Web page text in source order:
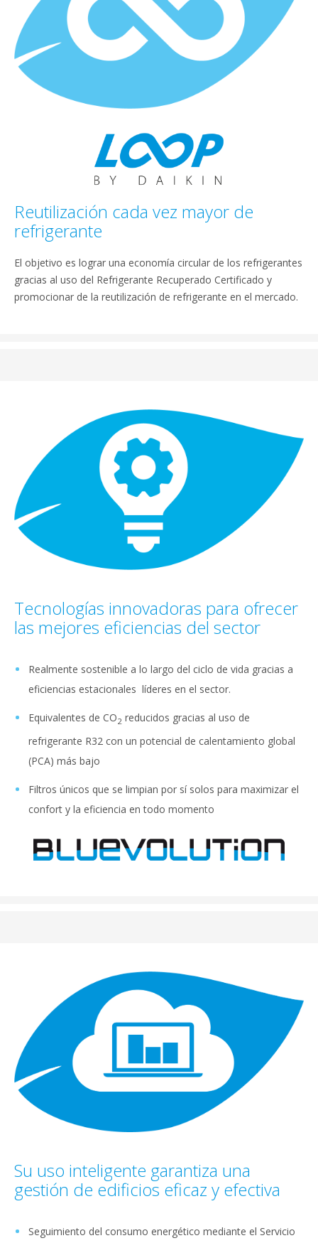
Reutilización cada vez mayor de
refrigerante
El objetivo es lograr una economía circular de los refrigerantes
gracias al uso del Refrigerante Recuperado Certificado y
promocionar de la reutilización de refrigerante en el mercado.
Tecnologías innovadoras para ofrecer
las mejores eficiencias del sector
Realmente sostenible a lo largo del ciclo de vida gracias a
eficiencias estacionales líderes en el sector.
Equivalentes de CO2 reducidos gracias al uso de
refrigerante R32 con un potencial de calentamiento global
(PCA) más bajo
Filtros únicos que se limpian por sí solos para maximizar el
confort y la eficiencia en todo momento
Su uso inteligente garantiza una
gestión de edificios eficaz y efectiva
Seguimiento del consumo energético mediante el Servicio